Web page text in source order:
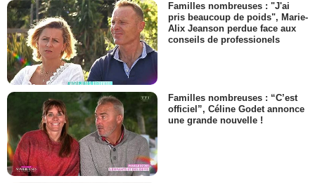
Familles nombreuses : "J'ai
pris beaucoup de poids", Marie-
Alix Jeanson perdue face aux
conseils de professionels
Familles nombreuses : “C’est
officiel”, Céline Godet annonce
une grande nouvelle !